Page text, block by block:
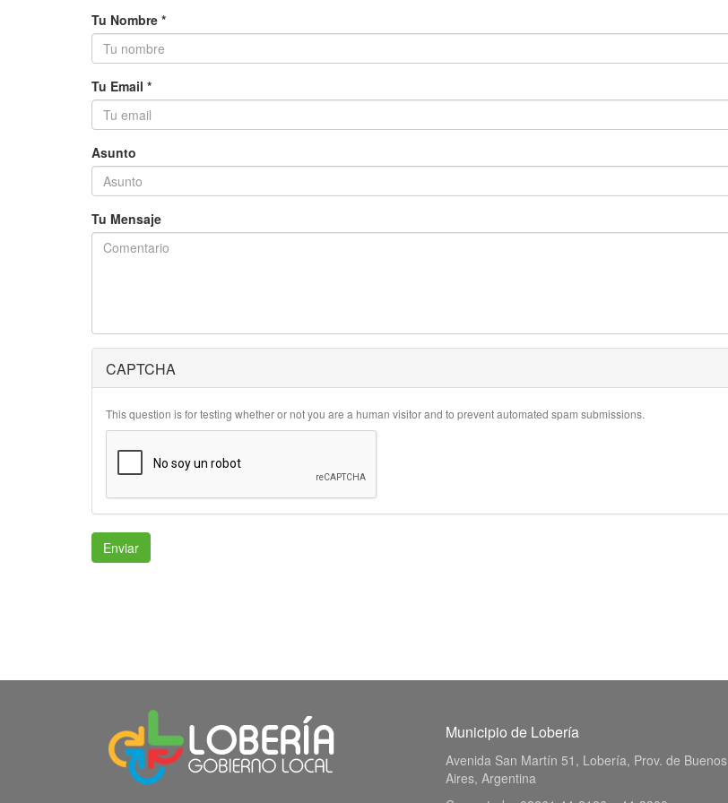
Tu Nombre *
Tu Email *
Asunto
Tu Mensaje
CAPTCHA
This question is for testing whether or not you are a human visitor and to prevent automated spam submissions.
Enviar
Municipio de Lobería
Avenida San Martín 51, Lobería, Prov. de Buenos
Aires, Argentina